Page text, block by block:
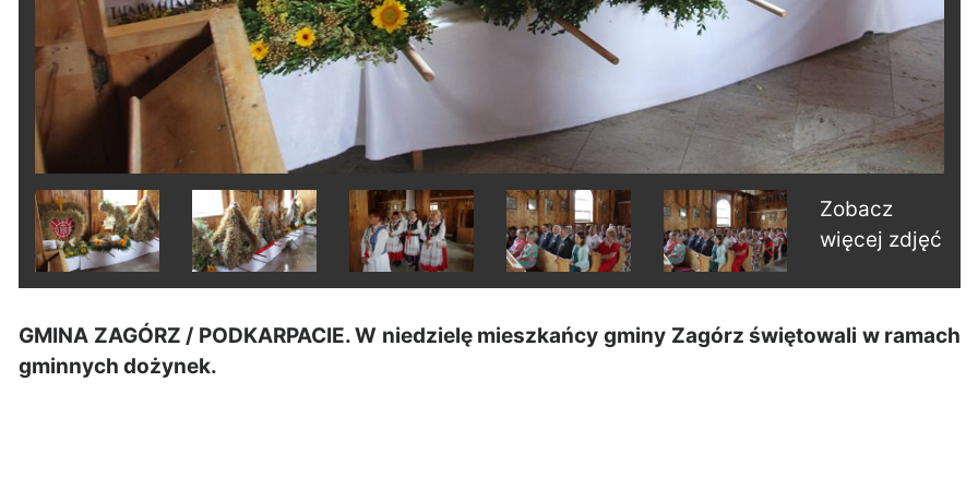
Zobacz
więcej zdjęć
GMINA ZAGÓRZ / PODKARPACIE. W niedzielę mieszkańcy gminy Zagórz świętowali w ramach
gminnych dożynek.